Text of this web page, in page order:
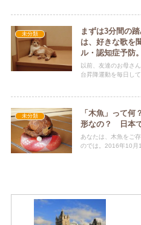
未分類
まずは3分間の
は、好きな歌を
ル・認知症予防。
以前、友達のお母さ
台昇降運動を毎日し
未分類
「木魚」って
形なの？ 日本で
あなたは、木魚をご
のでは。2016年10月